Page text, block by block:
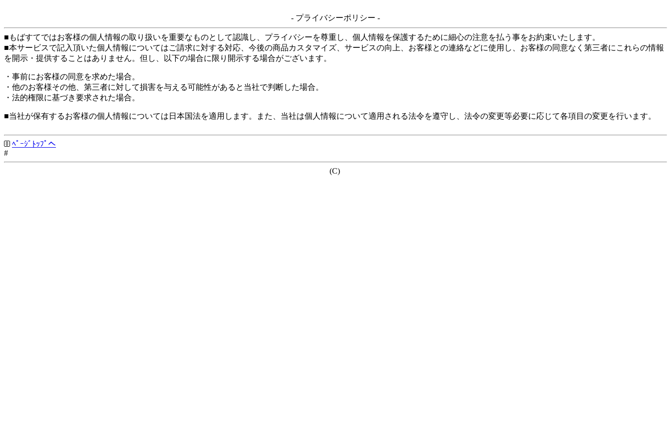
- プライバシーポリシー -
■もばすてではお客様の個人情報の取り扱いを重要なものとして認識し、プライバシーを尊重し、個人情報を保護するために細心の注意を払う事をお約束いたします。
■本サービスで記入頂いた個人情報についてはご請求に対する対応、今後の商品カスタマイズ、サービスの向上、お客様との連絡などに使用し、お客様の同意なく第三者にこれらの情報
を開示・提供することはありません。但し、以下の場合に限り開示する場合がございます。
・事前にお客様の同意を求めた場合。
・他のお客様その他、第三者に対して損害を与える可能性があると当社で判断した場合。
・法的権限に基づき要求された場合。
■当社が保有するお客様の個人情報については日本国法を適用します。また、当社は個人情報について適用される法令を遵守し、法令の変更等必要に応じて各項目の変更を行います。
ﾍﾟｰｼﾞﾄｯﾌﾟへ
#
(C)